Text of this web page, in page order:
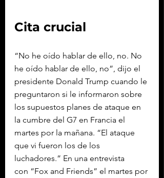
Cita crucial
“No he oído hablar de ello, no. No
he oído hablar de ello, no”, dijo el
presidente Donald Trump cuando le
preguntaron si le informaron sobre
los supuestos planes de ataque en
la cumbre del G7 en Francia el
martes por la mañana. “El ataque
que vi fueron los de los
luchadores.” En una entrevista
con “Fox and Friends” el martes por